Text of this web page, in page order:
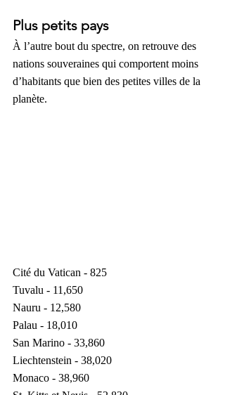
Plus petits pays
À l’autre bout du spectre, on retrouve des
nations souveraines qui comportent moins
d’habitants que bien des petites villes de la
planète.
Cité du Vatican - 825
Tuvalu - 11,650
Nauru - 12,580
Palau - 18,010
San Marino - 33,860
Liechtenstein - 38,020
Monaco - 38,960